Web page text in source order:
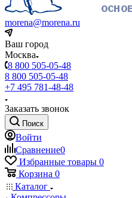
morena@morena.ru
Ваш город
Москва
8 800 505-05-48
8 800 505-05-48
+7 495 781-48-48
Заказать звонок
Поиск
Войти
Сравнение0
Избранные товары 0
Корзина 0
Каталог